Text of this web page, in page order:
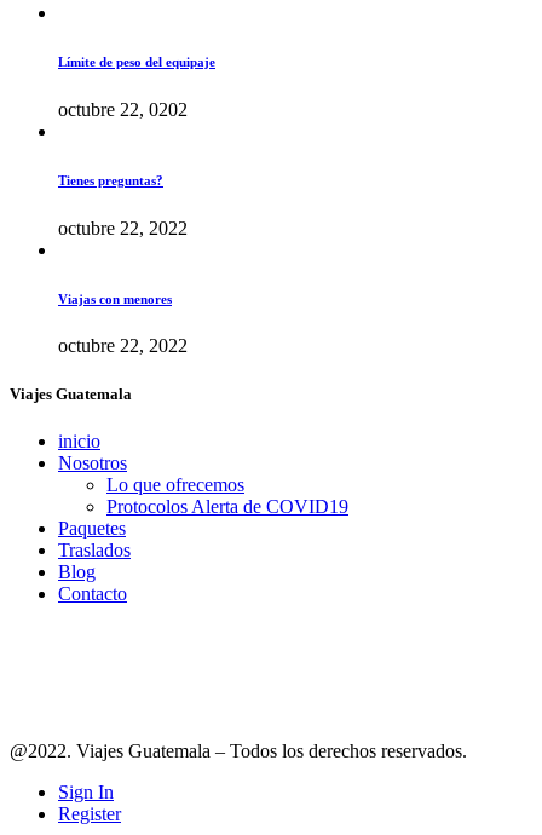
Límite de peso del equipaje
octubre 22, 0202
Tienes preguntas?
octubre 22, 2022
Viajas con menores
octubre 22, 2022
Viajes Guatemala
inicio
Nosotros
Lo que ofrecemos
Protocolos Alerta de COVID19
Paquetes
Traslados
Blog
Contacto
@2022. Viajes Guatemala – Todos los derechos reservados.
Sign In
Register